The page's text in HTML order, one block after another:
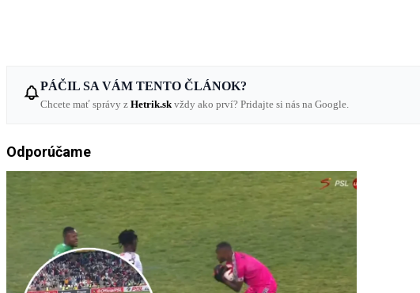
PÁČIL SA VÁM TENTO ČLÁNOK?
Chcete mať správy z Hetrik.sk vždy ako prví? Pridajte si nás na Google.
Odporúčame